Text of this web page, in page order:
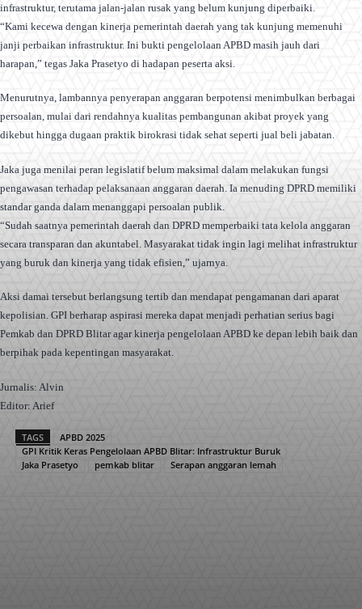
infrastruktur, terutama jalan-jalan rusak yang belum kunjung diperbaiki.
“Kami kecewa dengan kinerja pemerintah daerah yang tak kunjung memenuhi
janji perbaikan infrastruktur. Ini bukti pengelolaan APBD masih jauh dari
harapan,” tegas Jaka Prasetyo di hadapan peserta aksi.
Menurutnya, lambannya penyerapan anggaran berpotensi menimbulkan berbagai
persoalan, mulai dari rendahnya kualitas pembangunan akibat proyek yang
dikebut hingga dugaan praktik birokrasi tidak sehat seperti jual beli jabatan.
Jaka juga menilai peran legislatif belum maksimal dalam melakukan fungsi
pengawasan terhadap pelaksanaan anggaran daerah. Ia menuding DPRD memiliki
standar ganda dalam menanggapi persoalan publik.
“Sudah saatnya pemerintah daerah dan DPRD memperbaiki tata kelola anggaran
secara transparan dan akuntabel. Masyarakat tidak ingin lagi melihat infrastruktur
yang buruk dan kinerja yang tidak efisien,” ujarnya.
Aksi damai tersebut berlangsung tertib dan mendapat pengamanan dari aparat
kepolisian. GPI berharap aspirasi mereka dapat menjadi perhatian serius bagi
Pemkab dan DPRD Blitar agar kinerja pengelolaan APBD ke depan lebih baik dan
berpihak pada kepentingan masyarakat.
Jurnalis: Alvin
Editor: Arief
TAGS
APBD 2025
GPI Kritik Keras Pengelolaan APBD Blitar: Infrastruktur Buruk
Jaka Prasetyo
pemkab blitar Serapan anggaran lemah